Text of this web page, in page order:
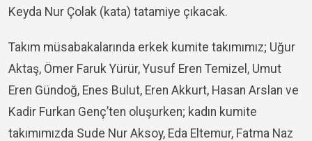
Keyda Nur Çolak (kata) tatamiye çıkacak.
Takım müsabakalarında erkek kumite takımımız; Uğur
Aktaş, Ömer Faruk Yürür, Yusuf Eren Temizel, Umut
Eren Gündoğ, Enes Bulut, Eren Akkurt, Hasan Arslan ve
Kadir Furkan Genç’ten oluşurken; kadın kumite
takımımızda Sude Nur Aksoy, Eda Eltemur, Fatma Naz